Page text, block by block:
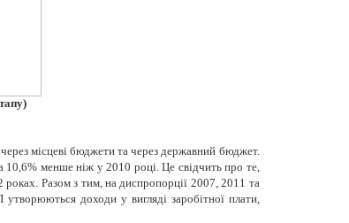
місцеві бюджети та через державний бюджет.
менше ніж у 2010 році. Це свідчить про те,
роках. Разом з тим, на диспропорції 2007, 2011 та
доходи у вигляді заробітної плати,